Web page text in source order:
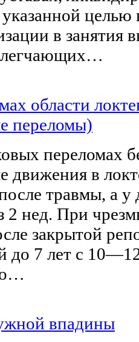
целью
в занятия
области
переломы)
переломах
движения в
травмы, а у
2 нед. При
закрытой
до 7 лет с
впадины